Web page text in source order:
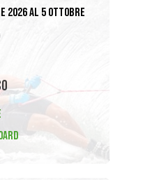
2026 AL 5 OTTOBRE